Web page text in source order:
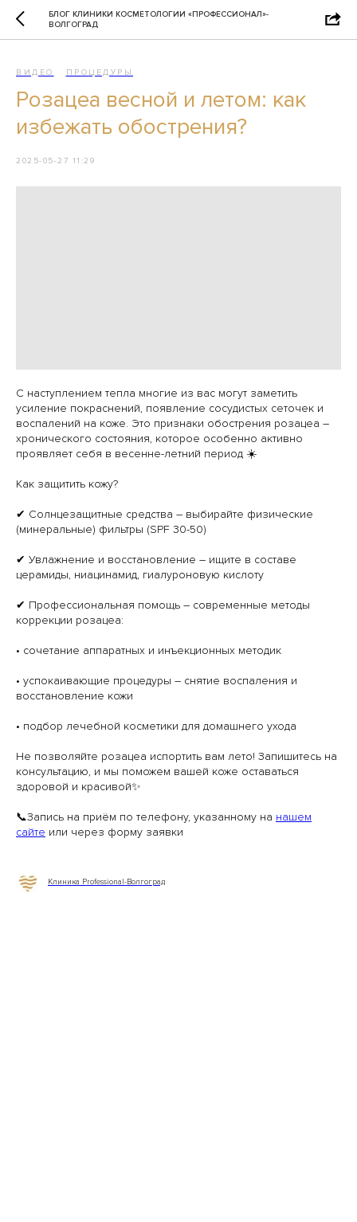
БЛОГ КЛИНИКИ КОСМЕТОЛОГИИ «ПРОФЕССИОНАЛ»-
ВОЛГОГРАД
ВИДЕО ПРОЦЕДУРЫ
Розацеа весной и летом: как
избежать обострения?
2025-05-27 11:29
С наступлением тепла многие из вас могут заметить
усиление покраснений, появление сосудистых сеточек и
воспалений на коже. Это признаки обострения розацеа –
хронического состояния, которое особенно активно
проявляет себя в весенне-летний период ☀️
Как защитить кожу?
✔ Солнцезащитные средства – выбирайте физические
(минеральные) фильтры (SPF 30-50)
✔ Увлажнение и восстановление – ищите в составе
церамиды, ниацинамид, гиалуроновую кислоту
✔ Профессиональная помощь – современные методы
коррекции розацеа:
• сочетание аппаратных и инъекционных методик
• успокаивающие процедуры – снятие воспаления и
восстановление кожи
• подбор лечебной косметики для домашнего ухода
Не позволяйте розацеа испортить вам лето! Запишитесь на
консультацию, и мы поможем вашей коже оставаться
здоровой и красивой✨
📞Запись на приём по телефону, указанному на нашем
сайте или через форму заявки
Клиника Professional-Волгоград